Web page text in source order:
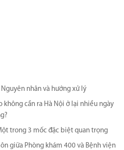
nhân và hướng xử lý
không cần ra Hà Nội ở lại nhiều ngày
trong 3 mốc đặc biệt quan trọng
giữa Phòng khám 400 và Bệnh viện